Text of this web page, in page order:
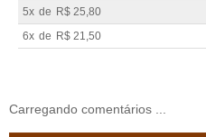
5x de R$ 25,80
6x de R$ 21,50
Carregando comentários ...